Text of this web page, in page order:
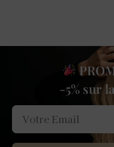
-5% sur la